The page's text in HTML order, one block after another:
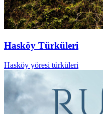
Hasköy Türküleri
Hasköy yöresi türküleri